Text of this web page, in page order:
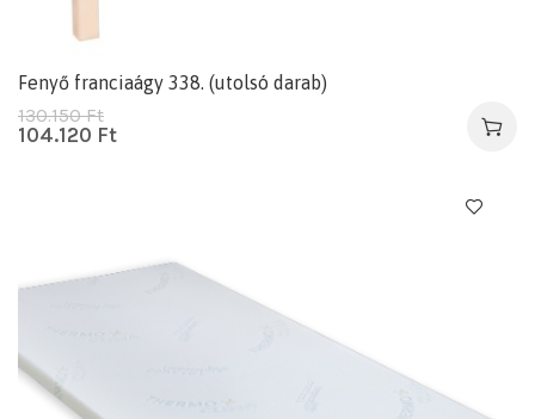
Fenyő franciaágy 338. (utolsó darab)
130.150Ft
104.120 Ft